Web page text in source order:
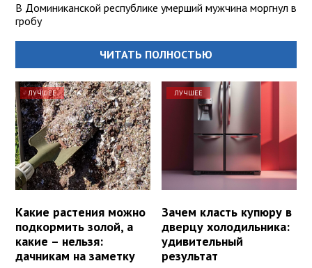
В Доминиканской республике умерший мужчина моргнул в
гробу
ЧИТАТЬ ПОЛНОСТЬЮ
ЛУЧШЕЕ
Какие растения можно
подкормить золой, а
какие – нельзя:
дачникам на заметку
ЛУЧШЕЕ
Зачем класть купюру в
дверцу холодильника:
удивительный
результат